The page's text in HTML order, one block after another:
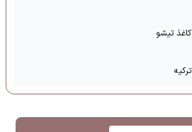
کاغذ تیشو
ترکیه